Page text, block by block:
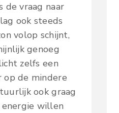
de vraag naar
ook steeds
volop schijnt,
genoeg
zelfs een
op de mindere
ook graag
willen